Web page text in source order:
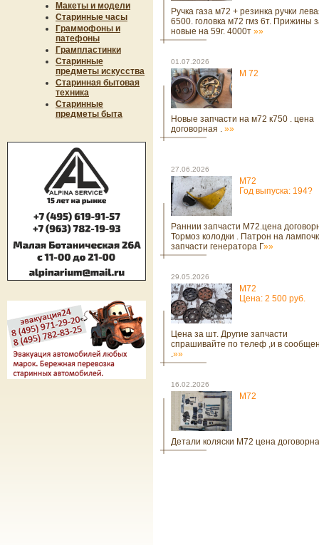
Макеты и модели
Старинные часы
Граммофоны и
патефоны
Грампластинки
Старинные
предметы искусства
Старинная бытовая
техника
Старинные
предметы быта
Ручка газа м72 + резинка ручки
6500. головка м72 гмз 6т. Прижины
новые на 59г. 4000т »»
01.07.2026
М 72
Новые запчасти на м72 к750 . цена
договорная . »»
27.06.2026
М72
Год выпуска: 194?
Раннии запчасти М72.цена
Тормоз колодки . Патрон на
запчасти генератора Г»»
29.05.2026
М72
Цена: 2 500 руб.
Цена за шт. Другие запчасти
спрашивайте по телеф ,и в
.»»
16.02.2026
М72
Детали коляски М72 цена